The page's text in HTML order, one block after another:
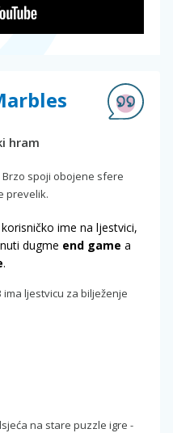
hram
spoji obojene sfere
prevelik.
ime na ljestvici,
dugme end game a
.
ima ljestvicu za bilježenje
na stare puzzle igre -